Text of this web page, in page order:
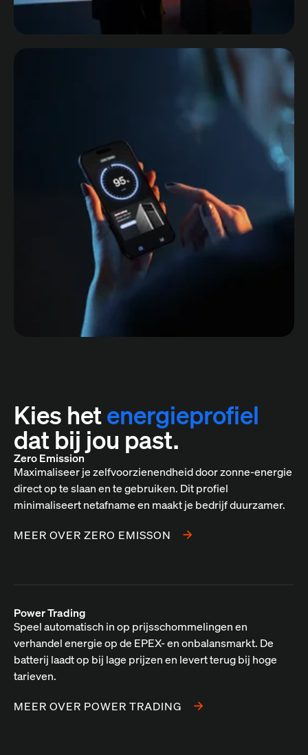
Kies hetenergieprofiel
dat bij jou past.
Zero Emission
Maximaliseer je zelfvoorzienendheid door zonne-energie
direct op te slaan en te gebruiken. Dit profiel
minimaliseert netafname en maakt je bedrijf duurzamer.
MEER OVER ZERO EMISSON
Power Trading
Speel automatisch in op prijsschommelingen en
verhandel energie op de EPEX- en onbalansmarkt. De
batterij laadt op bij lage prijzen en levert terug bij hoge
tarieven.
MEER OVER POWER TRADING